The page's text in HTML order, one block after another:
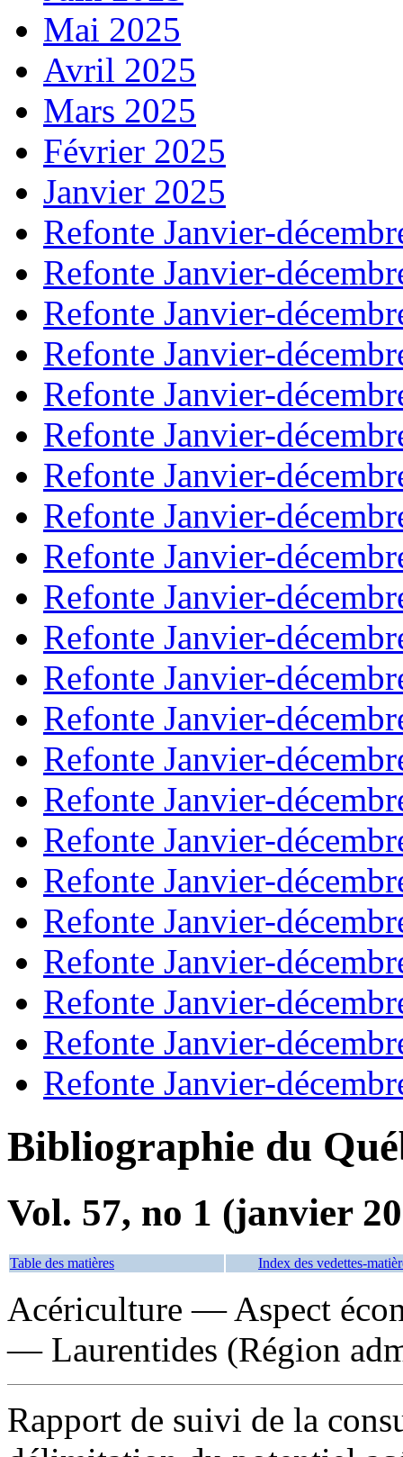
Mai 2025
Avril 2025
Mars 2025
Février 2025
Janvier 2025
Refonte Janvier-
Refonte Janvier-
Refonte Janvier-
Refonte Janvier-
Refonte Janvier-
Refonte Janvier-
Refonte Janvier-
Refonte Janvier-
Refonte Janvier-
Refonte Janvier-
Refonte Janvier-
Refonte Janvier-
Refonte Janvier-
Refonte Janvier-
Refonte Janvier-
Refonte Janvier-
Refonte Janvier-
Refonte Janvier-
Refonte Janvier-
Refonte Janvier-
Refonte Janvier-
Refonte Janvier-
Bibliographie du
Vol. 57, no 1 (janvier
Table des matières Index des vedettes-
Acériculture — Aspect
— Laurentides (Région
Rapport de suivi de la